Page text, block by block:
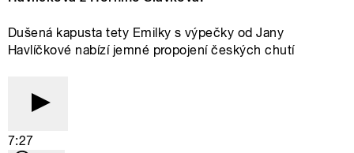
Dušená kapusta tety Emilky s výpečky od Jany
Havlíčkové nabízí jemné propojení českých chutí
7:27